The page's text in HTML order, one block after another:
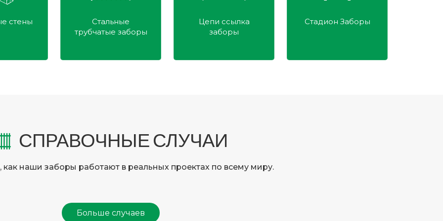
Цепи ссылка
заборы
Стадион Заборы
Заборы палисада
СПРАВОЧНЫЕ СЛУЧАИ
как наши заборы работают в реальных проектах по всему миру.
Больше случаев